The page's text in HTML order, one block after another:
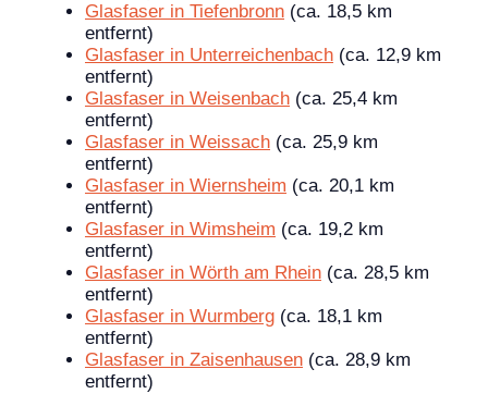
Glasfaser in Tiefenbronn (ca. 18,5 km
entfernt)
Glasfaser in Unterreichenbach (ca. 12,9 km
entfernt)
Glasfaser in Weisenbach (ca. 25,4 km
entfernt)
Glasfaser in Weissach (ca. 25,9 km
entfernt)
Glasfaser in Wiernsheim (ca. 20,1 km
entfernt)
Glasfaser in Wimsheim (ca. 19,2 km
entfernt)
Glasfaser in Wörth am Rhein (ca. 28,5 km
entfernt)
Glasfaser in Wurmberg (ca. 18,1 km
entfernt)
Glasfaser in Zaisenhausen (ca. 28,9 km
entfernt)